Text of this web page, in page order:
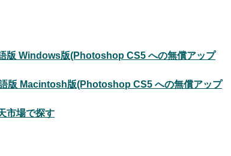
版 Windows版(Photoshop CS5 への無償アップ
版 Macintosh版(Photoshop CS5 への無償アップ
市場で探す